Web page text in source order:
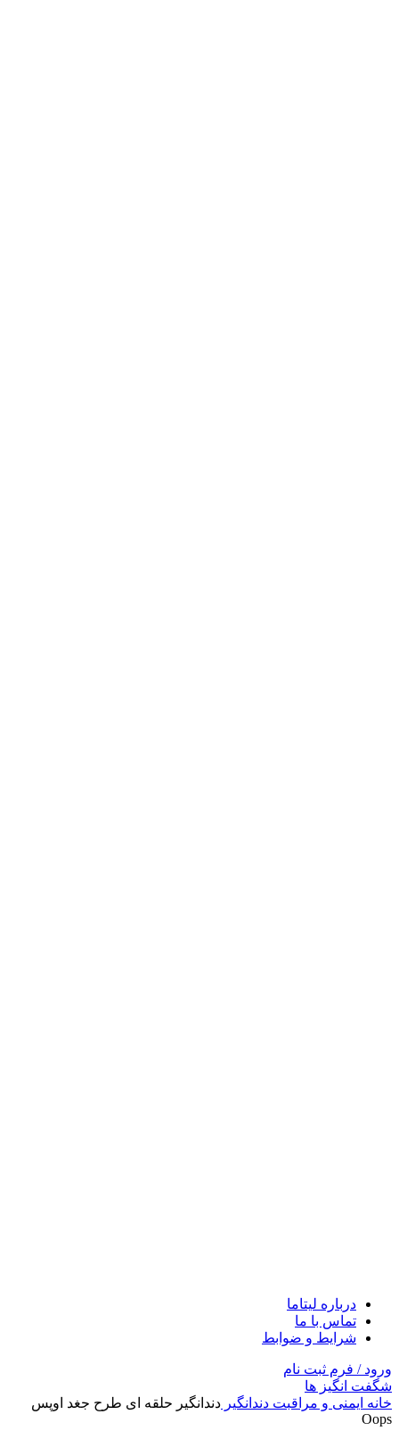
درباره لیتاما
تماس با ما
شرایط و ضوابط
ورود / فرم ثبت نام
شگفت انگیز ها
خانه ایمنی و مراقبت دندانگیر دندانگیر حلقه ای طرح جغد اوپس
Oops